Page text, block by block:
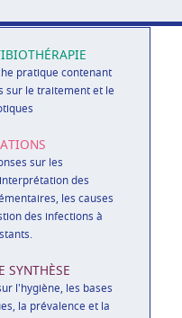
pratique contenant
sur le traitement et le
sur les
des
les causes
des infections à
SYNTHÈSE
l'hygiène, les bases
la prévalence et la